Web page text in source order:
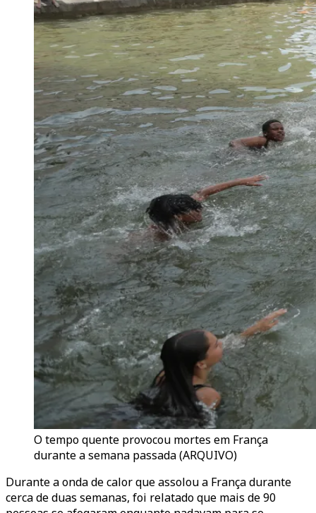
O tempo quente provocou mortes em França
durante a semana passada (ARQUIVO)
Durante a onda de calor que assolou a França durante
cerca de duas semanas, foi relatado que mais de 90